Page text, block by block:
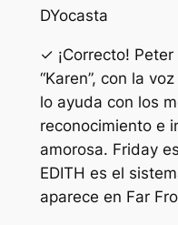
DYocasta
✓ ¡Correcto!
“Karen”, con la
lo ayuda con los
reconocimiento e
amorosa. Friday
EDITH es el
aparece en Far